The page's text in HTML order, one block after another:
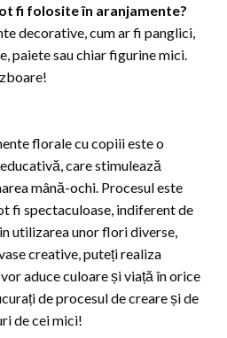
fi folosite în aranjamente?
decorative, cum ar fi panglici,
paiete sau chiar figurine mici.
florale cu copiii este o
care stimulează
mână-ochi. Procesul este
fi spectaculoase, indiferent de
utilizarea unor flori diverse,
creative, puteți realiza
aduce culoare și viață în orice
de procesul de creare și de
de cei mici!